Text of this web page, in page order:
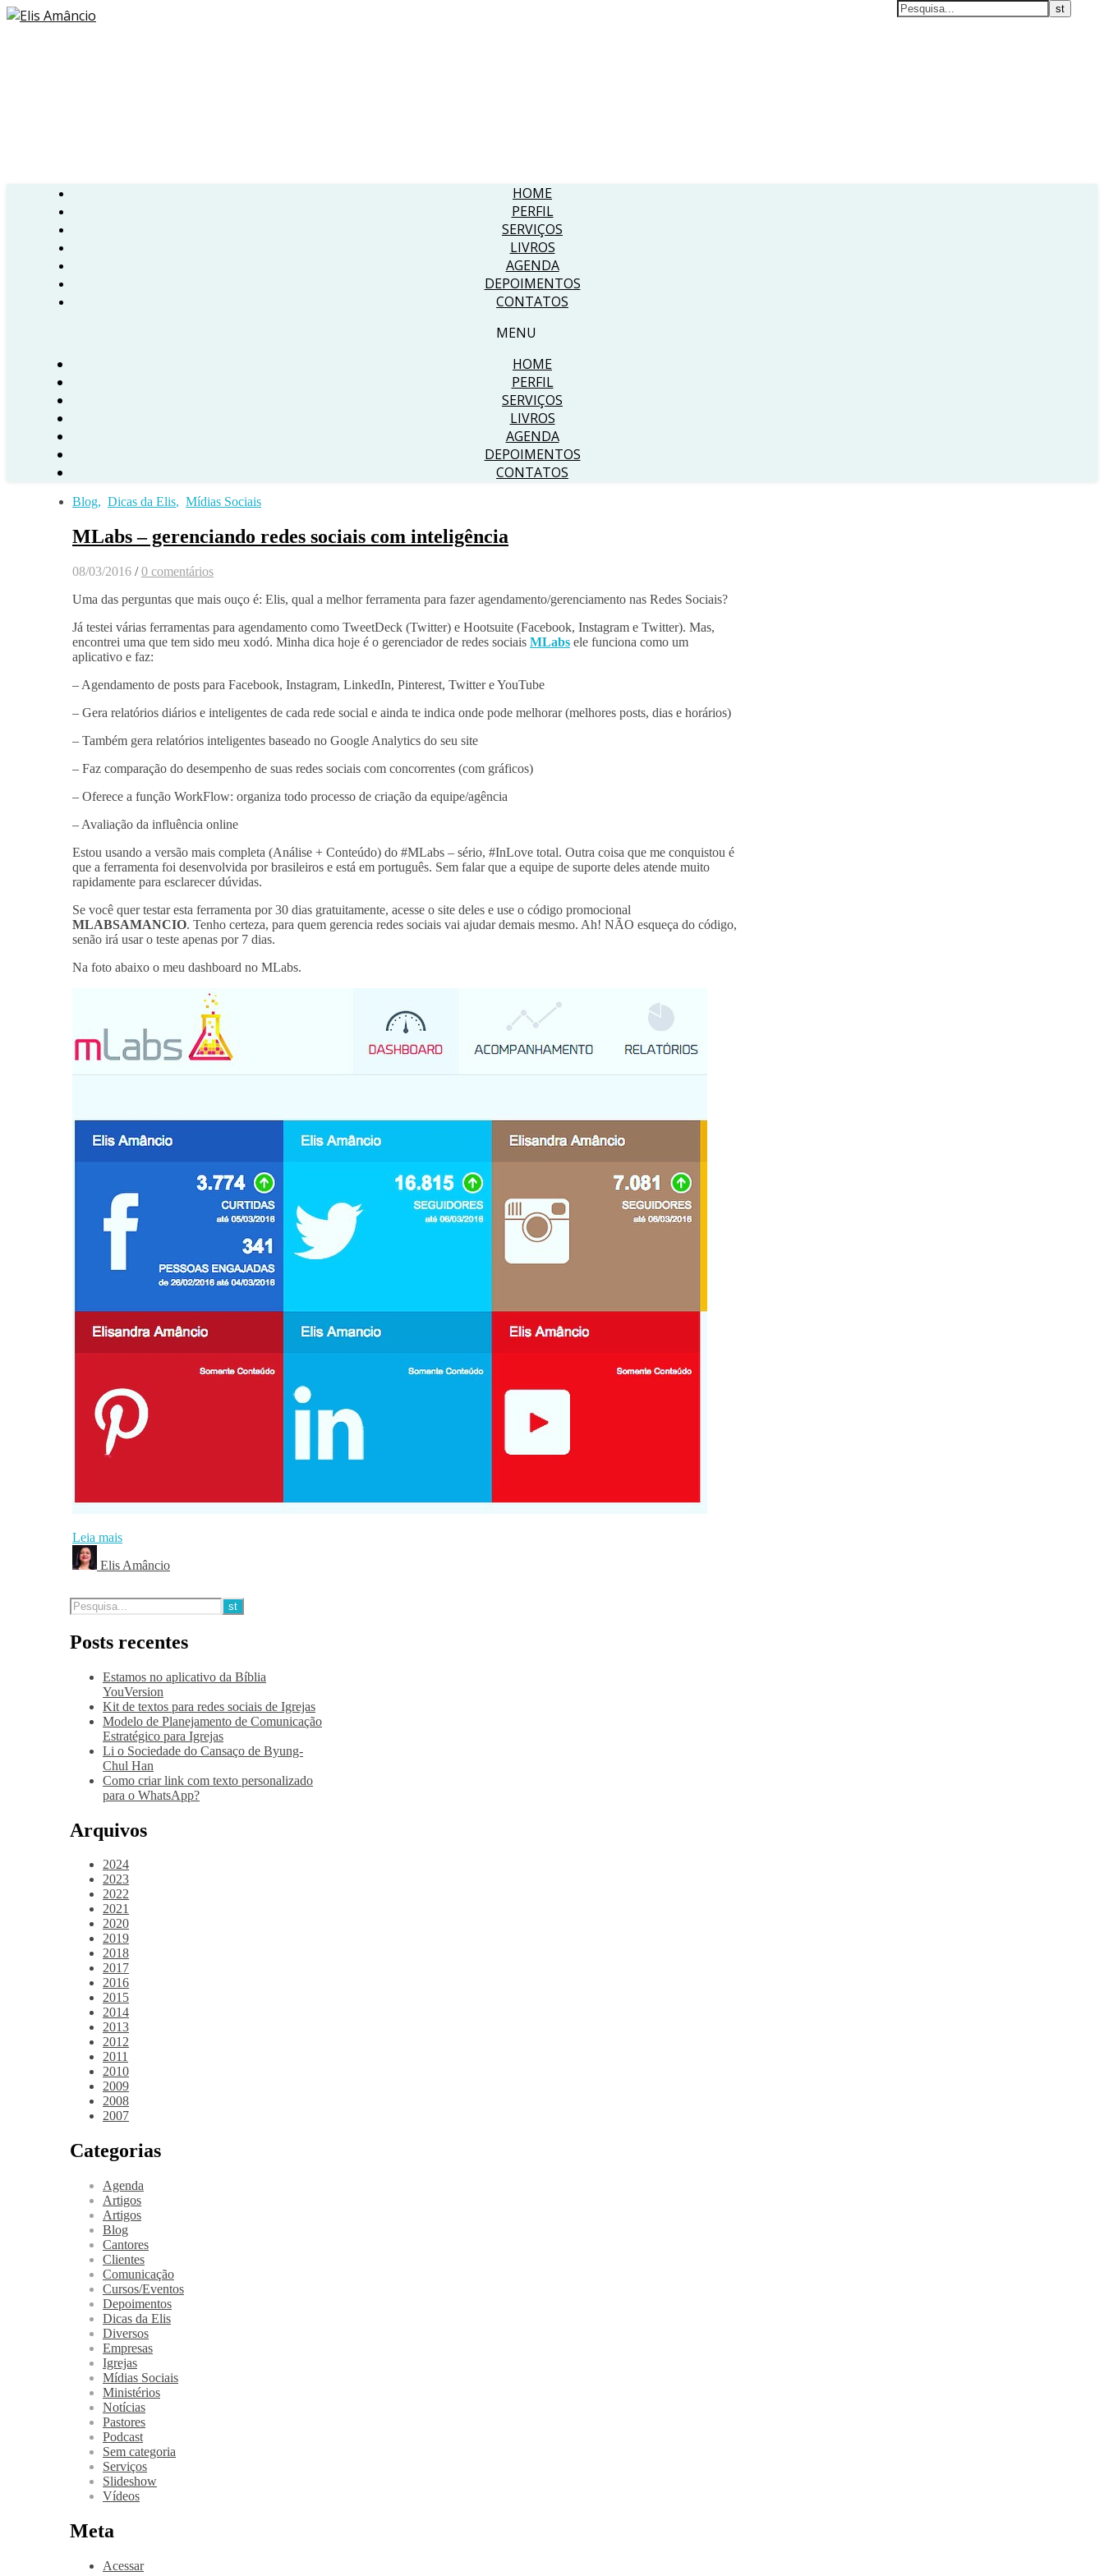
HOME
PERFIL
SERVIÇOS
LIVROS
AGENDA
DEPOIMENTOS
CONTATOS
MENU
HOME
PERFIL
SERVIÇOS
LIVROS
AGENDA
DEPOIMENTOS
CONTATOS
Blog, Dicas da Elis, Mídias Sociais
MLabs – gerenciando redes sociais com inteligência
08/03/2016 / 0 comentários
Uma das perguntas que mais ouço é: Elis, qual a melhor ferramenta para fazer agendamento/gerenciamento nas Redes Sociais?
Já testei várias ferramentas para agendamento como TweetDeck (Twitter) e Hootsuite (Facebook, Instagram e Twitter). Mas,
encontrei uma que tem sido meu xodó. Minha dica hoje é o gerenciador de redes sociais MLabs ele funciona como um
aplicativo e faz:
– Agendamento de posts para Facebook, Instagram, LinkedIn, Pinterest, Twitter e YouTube
– Gera relatórios diários e inteligentes de cada rede social e ainda te indica onde pode melhorar (melhores posts, dias e horários)
– Também gera relatórios inteligentes baseado no Google Analytics do seu site
– Faz comparação do desempenho de suas redes sociais com concorrentes (com gráficos)
– Oferece a função WorkFlow: organiza todo processo de criação da equipe/agência
– Avaliação da influência online
Estou usando a versão mais completa (Análise + Conteúdo) do #MLabs – sério, #InLove total. Outra coisa que me conquistou é
que a ferramenta foi desenvolvida por brasileiros e está em português. Sem falar que a equipe de suporte deles atende muito
rapidamente para esclarecer dúvidas.
Se você quer testar esta ferramenta por 30 dias gratuitamente, acesse o site deles e use o código promocional
MLABSAMANCIO. Tenho certeza, para quem gerencia redes sociais vai ajudar demais mesmo. Ah! NÃO esqueça do código,
senão irá usar o teste apenas por 7 dias.
Na foto abaixo o meu dashboard no MLabs.
Leia mais
Elis Amâncio
Posts recentes
Estamos no aplicativo da Bíblia
YouVersion
Kit de textos para redes sociais de Igrejas
Modelo de Planejamento de Comunicação
Estratégico para Igrejas
Li o Sociedade do Cansaço de Byung-
Chul Han
Como criar link com texto personalizado
para o WhatsApp?
Arquivos
2024
2023
2022
2021
2020
2019
2018
2017
2016
2015
2014
2013
2012
2011
2010
2009
2008
2007
Categorias
Agenda
Artigos
Artigos
Blog
Cantores
Clientes
Comunicação
Cursos/Eventos
Depoimentos
Dicas da Elis
Diversos
Empresas
Igrejas
Mídias Sociais
Ministérios
Notícias
Pastores
Podcast
Sem categoria
Serviços
Slideshow
Vídeos
Meta
Acessar